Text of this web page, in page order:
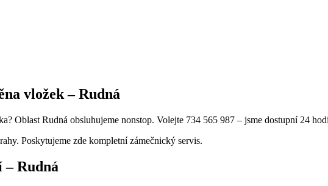
vložek –Rudná
Oblast Rudná obsluhujeme nonstop. Volejte 734 565 987 – jsme dostupní 24
Poskytujeme zde kompletní zámečnický servis.
–Rudná